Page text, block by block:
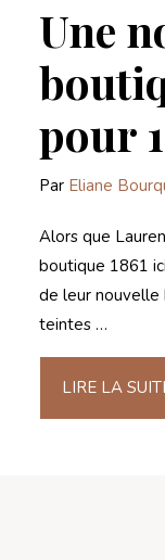
Une
pour
Par Eliane
Alors que
boutique 1861
de leur nouvelle
teintes …
LIRE LA